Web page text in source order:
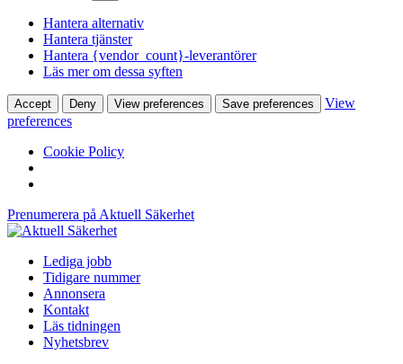
Hantera alternativ
Hantera tjänster
Hantera {vendor_count}-leverantörer
Läs mer om dessa syften
Accept Deny View preferences Save preferences
View
preferences
Cookie Policy
Prenumerera på Aktuell Säkerhet
Lediga jobb
Tidigare nummer
Annonsera
Kontakt
Läs tidningen
Nyhetsbrev